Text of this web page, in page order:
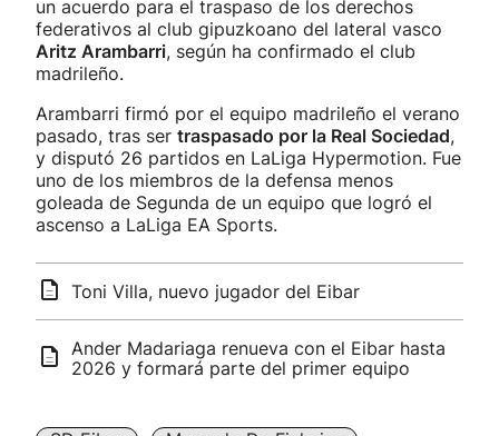
un acuerdo para el traspaso de los derechos
federativos al club gipuzkoano del lateral vasco
Aritz Arambarri, según ha confirmado el club
madrileño.
Arambarri firmó por el equipo madrileño el verano
pasado, tras ser traspasado por la Real Sociedad,
y disputó 26 partidos en LaLiga Hypermotion. Fue
uno de los miembros de la defensa menos
goleada de Segunda de un equipo que logró el
ascenso a LaLiga EA Sports.
Toni Villa, nuevo jugador del Eibar
Ander Madariaga renueva con el Eibar hasta
2026 y formará parte del primer equipo